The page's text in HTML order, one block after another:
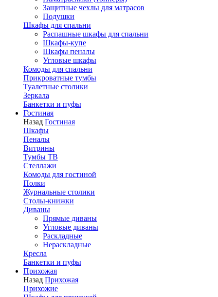
Защитные чехлы для матрасов
Подушки
Шкафы для спальни
Распашные шкафы для спальни
Шкафы-купе
Шкафы пеналы
Угловые шкафы
Комоды для спальни
Прикроватные тумбы
Туалетные столики
Зеркала
Банкетки и пуфы
Гостиная
Назад Гостиная
Шкафы
Пеналы
Витрины
Тумбы ТВ
Стеллажи
Комоды для гостиной
Полки
Журнальные столики
Столы-книжки
Диваны
Прямые диваны
Угловые диваны
Раскладные
Нераскладные
Кресла
Банкетки и пуфы
Прихожая
Назад Прихожая
Прихожие